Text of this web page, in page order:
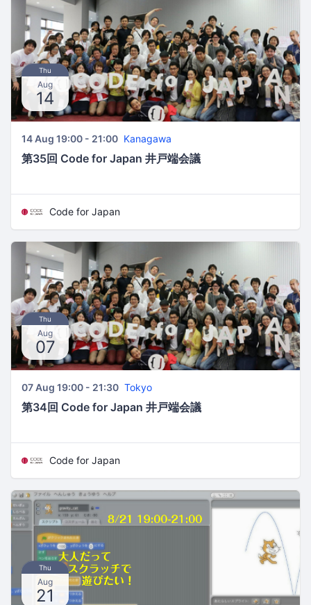
Thu
Aug
14
14 Aug 19:00 - 21:00 Kanagawa
第35回 Code for Japan 井戸端会議
Code for Japan
Thu
Aug
07
07 Aug 19:00 - 21:30 Tokyo
第34回 Code for Japan 井戸端会議
Code for Japan
Thu
Aug
21